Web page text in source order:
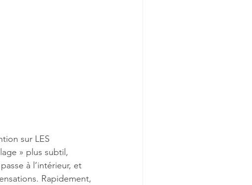
sur LES
» plus subtil,
à l’intérieur, et
Rapidement,